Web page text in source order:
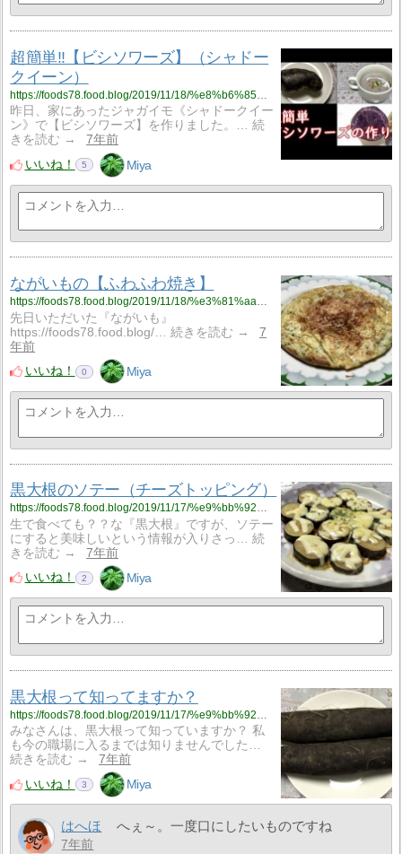
超簡単‼【ビシソワーズ】（シャドー
クイーン）
https://foods78.food.blog/2019/11/18/%e8%b6%85%e7%b0%a1%e5%8d%98%e2%80%bc%e3%80%90%e3%83%93%e3%82%b7%e3%82%bd%e3%83%af%e3%83%bc%e3%82%ba%e3%80%91%ef%bc%88%e3%82%b7%e3%83%a3%e3%83%89%e3%83%bc%e3%82%af%e3%82%a4%e3%83%bc%e3%83%b3%ef%bc%89/
昨日、家にあったジャガイモ《シャドークイー
ン》で【ビシソワーズ】を作りました。… 続
きを読む →
7年前
いいね！
5 Miya
ながいもの【ふわふわ焼き】
https://foods78.food.blog/2019/11/18/%e3%81%aa%e3%81%8c%e3%81%84%e3%82%82%e3%81%ae%e3%80%90%e3%81%b5%e3%82%8f%e3%81%b5%e3%82%8f%e7%84%bc%e3%81%8d%e3%80%91/
先日いただいた『ながいも』
https://foods78.food.blog/… 続きを読む →
7
年前
いいね！
0 Miya
黒大根のソテー（チーズトッピング）
https://foods78.food.blog/2019/11/17/%e9%bb%92%e5%a4%a7%e6%a0%b9%e3%81%ae%e3%82%bd%e3%83%86%e3%83%bc%ef%bc%88%e3%83%81%e3%83%bc%e3%82%ba%e3%83%88%e3%83%83%e3%83%94%e3%83%b3%e3%82%b0%ef%bc%89/
生で食べても？？な『黒大根』ですが、ソテー
にすると美味しいという情報が入りさっ… 続
きを読む →
7年前
いいね！
2 Miya
黒大根って知ってますか？
みなさんは、黒大根って知っていますか？ 私
も今の職場に入るまでは知りませんでした…
続きを読む →
7年前
いいね！
3 Miya
はへほ へぇ～。一度口にしたいものですね
7年前